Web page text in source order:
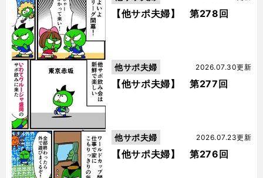
【他サポ夫婦】 第278回
【他サポ夫婦】 第277回
2026.07.30更新
他サポ夫婦
【他サポ夫婦】 第276回
2026.07.23更新
他サポ夫婦